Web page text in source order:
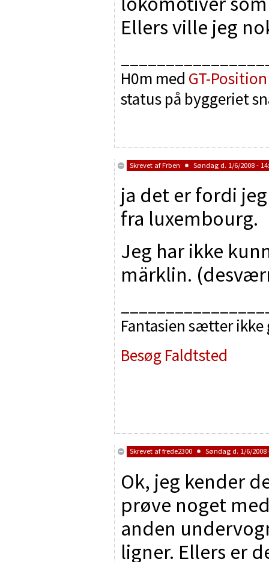
Ellers ville jeg
H0m med GT-Position
status på byggeriet
Skrevet afFrben Søndag d. 1/6/2008 -
ja det er fordi
fra luxembourg.
Jeg har ikke
märklin.
Fantasien sætter
Besøg Faldtsted
Skrevet affrede2300 Søndag d. 1/6/2008
Ok, jeg kender
prøve noget
anden
ligner. Ellers er